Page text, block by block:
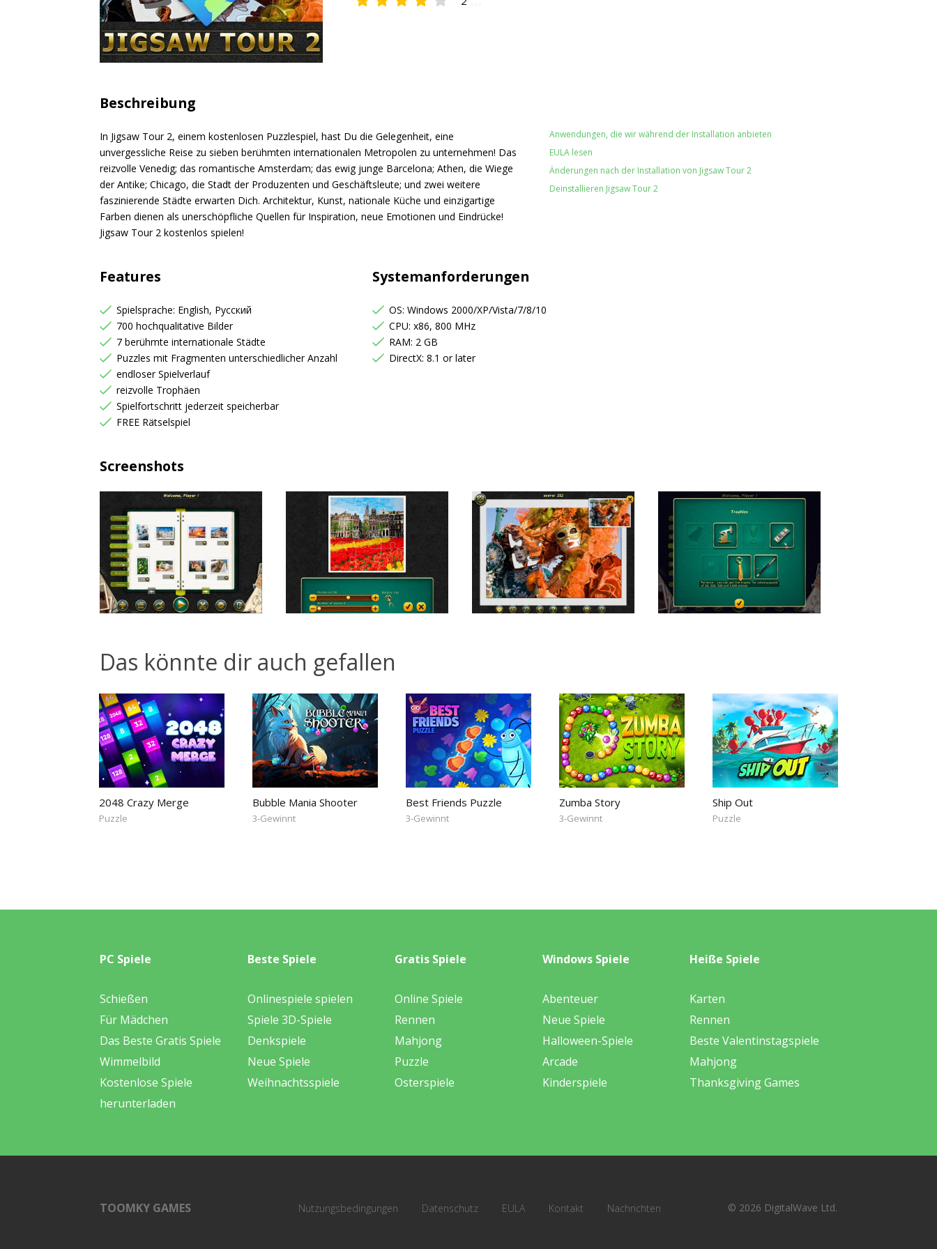
Beschreibung
In Jigsaw Tour 2, einem kostenlosen Puzzlespiel, hast Du die Gelegenheit, eine
unvergessliche Reise zu sieben berühmten internationalen Metropolen zu unternehmen! Das
reizvolle Venedig; das romantische Amsterdam; das ewig junge Barcelona; Athen, die Wiege
der Antike; Chicago, die Stadt der Produzenten und Geschäftsleute; und zwei weitere
faszinierende Städte erwarten Dich. Architektur, Kunst, nationale Küche und einzigartige
Farben dienen als unerschöpfliche Quellen für Inspiration, neue Emotionen und Eindrücke!
Jigsaw Tour 2 kostenlos spielen!
Anwendungen, die wir während der Installation anbieten
EULA lesen
Änderungen nach der Installation von Jigsaw Tour 2
Deinstallieren Jigsaw Tour 2
Features
Spielsprache: English, Русский
700 hochqualitative Bilder
7 berühmte internationale Städte
Puzzles mit Fragmenten unterschiedlicher Anzahl
endloser Spielverlauf
reizvolle Trophäen
Spielfortschritt jederzeit speicherbar
FREE Rätselspiel
Systemanforderungen
OS: Windows 2000/XP/Vista/7/8/10
CPU: x86, 800 MHz
RAM: 2 GB
DirectX: 8.1 or later
Screenshots
Das könnte dir auch gefallen
2048 Crazy Merge
Puzzle
Bubble Mania Shooter
3-Gewinnt
Best Friends Puzzle
3-Gewinnt
Zumba Story
3-Gewinnt
Ship Out
Puzzle
PC Spiele
Schießen
Für Mädchen
Das Beste Gratis Spiele
Wimmelbild
Kostenlose Spiele
herunterladen
Beste Spiele
Onlinespiele spielen
Spiele 3D-Spiele
Denkspiele
Neue Spiele
Weihnachtsspiele
Gratis Spiele
Online Spiele
Rennen
Mahjong
Puzzle
Osterspiele
Windows Spiele
Abenteuer
Neue Spiele
Halloween-Spiele
Arcade
Kinderspiele
Heiße Spiele
Karten
Rennen
Beste Valentinstagspiele
Mahjong
Thanksgiving Games
TOOMKY GAMES © 2026 DigitalWave Ltd.
Nutzungsbedingungen Datenschutz EULA Kontakt Nachrichten